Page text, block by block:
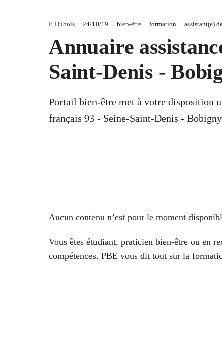
F. Dubois 24/10/19 bien-être formation assistant(e)
Annuaire
Saint-Denis -
Portail bien-être met à votre disposition
français 93 - Seine-Saint-Denis -
Aucun contenu n’est pour le moment
Vous êtes étudiant, praticien bien-être ou en
compétences. PBE vous dit tout sur la